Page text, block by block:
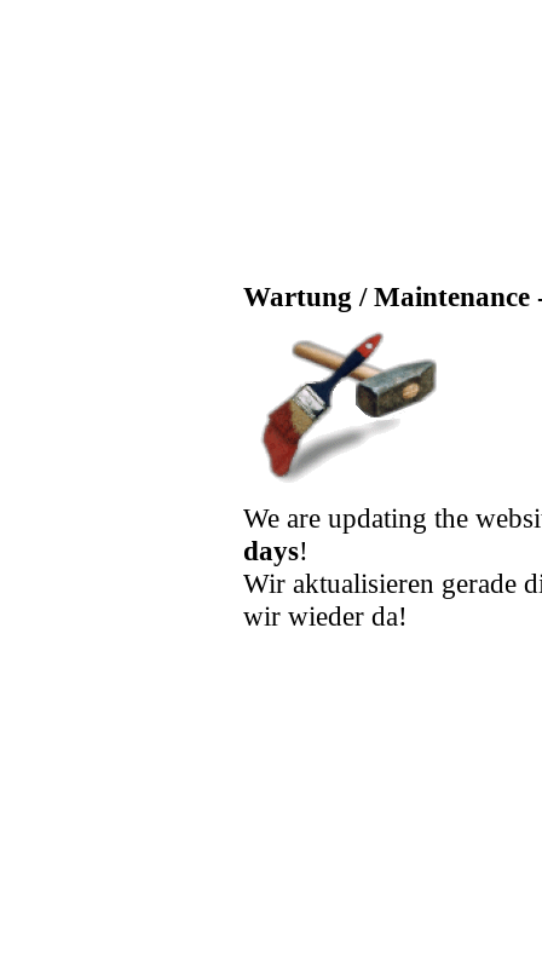
Wartung / Maintenance
We are updating the
days!
Wir aktualisieren gerade
wir wieder da!